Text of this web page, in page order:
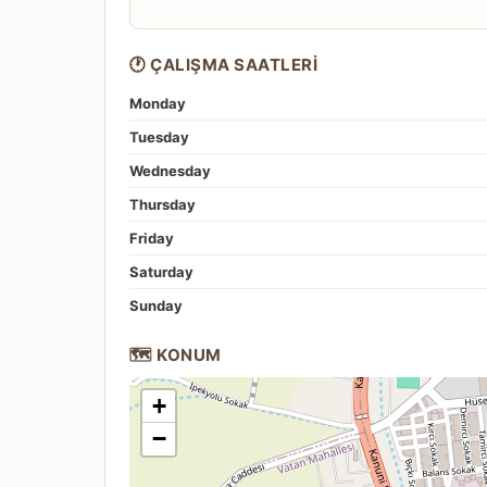
🕐 ÇALIŞMA SAATLERI
Monday
Tuesday
Wednesday
Thursday
Friday
Saturday
Sunday
🗺️ KONUM
+
−